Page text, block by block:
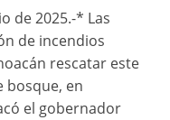
de 2025.-* Las
de incendios
rescatar este
bosque, en
el gobernador